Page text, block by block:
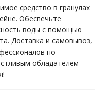
средство в гранулах
Обеспечьте
воды с помощью
Доставка и самовывоз,
по
обладателем